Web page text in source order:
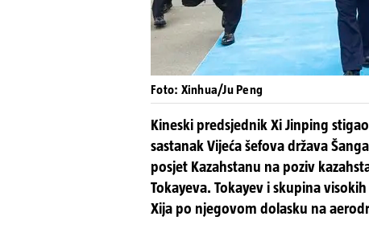
Foto: Xinhua/Ju Peng
Kineski predsjednik Xi Jinping
sastanak Vijeća šefova država
posjet Kazahstanu na poziv
Tokayeva. Tokayev i skupina
Xija po njegovom dolasku na